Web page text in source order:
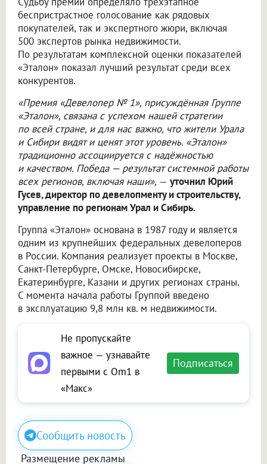
беспристрастное голосование как рядовых
покупателей, так и экспертного жюри, включая
500 экспертов рынка недвижимости.
По результатам комплексной оценки показателей
«Эталон» показал лучший результат среди всех
конкурентов.
«Премия «Девелопер № 1», присуждённая Группе
«Эталон», связана с успехом нашей стратегии
по всей стране, и для нас важно, что жители Урала
и Сибири видят и ценят этот уровень. «Эталон»
традиционно ассоциируется с надёжностью
и качеством. Победа — результат системной работы
всех регионов, включая наши», — уточнил Юрий
Гусев, директор по девелопменту и строительству,
управление по регионам Урал и Сибирь.
Группа «Эталон» основана в 1987 году и является
одним из крупнейших федеральных девелоперов
в России. Компания реализует проекты в Москве,
Санкт-Петербурге, Омске, Новосибирске,
Екатеринбурге, Казани и других регионах страны.
С момента начала работы Группой введено
в эксплуатацию 9,8 млн кв. м недвижимости.
Не пропускайте
важное — узнавайте
первыми с Om1 в
«Макс»
Подписаться
Сообщить новость
Размещение рекламы